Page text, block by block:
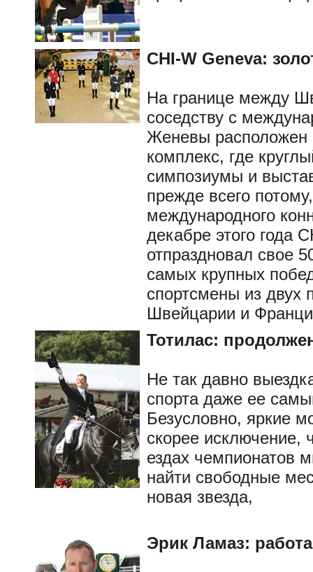
CHI-W Geneva:
На границе между
соседству с
Женевы расположен
комплекс, где
симпозиумы и
прежде всего
международного
декабре этого года
отпраздновал свое
самых крупных
спортсмены из двух
Швейцарии и
Тотилас:
Не так давно
спорта даже ее
Безусловно, яркие
скорее
ездах чемпионатов
найти свободные
новая звезда,
Эрик Ламаз: